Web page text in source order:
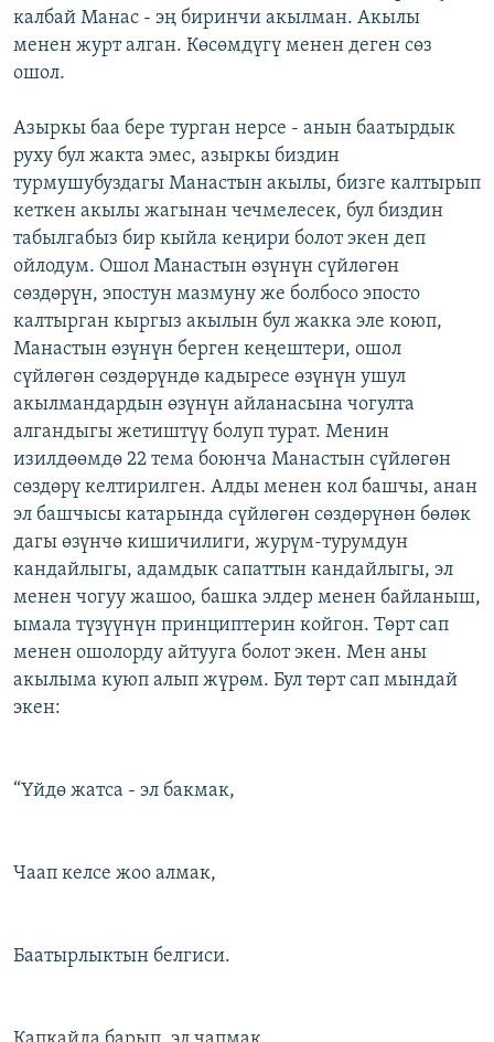
калбай Манас - эң биринчи акылман. Акылы
менен журт алган. Көсөмдүгү менен деген сөз
ошол.
Азыркы баа бере турган нерсе - анын баатырдык
руху бул жакта эмес, азыркы биздин
турмушубуздагы Манастын акылы, бизге калтырып
кеткен акылы жагынан чечмелесек, бул биздин
табылгабыз бир кыйла кеңири болот экен деп
ойлодум. Ошол Манастын өзүнүн сүйлөгөн
сөздөрүн, эпостун мазмуну же болбосо эпосто
калтырган кыргыз акылын бул жакка эле коюп,
Манастын өзүнүн берген кеңештери, ошол
сүйлөгөн сөздөрүндө кадыресе өзүнүн ушул
акылмандардын өзүнүн айланасына чогулта
алгандыгы жетиштүү болуп турат. Менин
изилдөөмдө 22 тема боюнча Манастын сүйлөгөн
сөздөрү келтирилген. Алды менен кол башчы, анан
эл башчысы катарында сүйлөгөн сөздөрүнөн бөлөк
дагы өзүнчө кишичилиги, журүм-турумдун
кандайлыгы, адамдык сапаттын кандайлыгы, эл
менен чогуу жашоо, башка элдер менен байланыш,
ымала түзүүнүн принциптерин койгон. Төрт сап
менен ошолорду айтууга болот экен. Мен аны
акылыма куюп алып жүрөм. Бул төрт сап мындай
экен:
“Үйдө жатса - эл бакмак,
Чаап келсе жоо алмак,
Баатырлыктын белгиси.